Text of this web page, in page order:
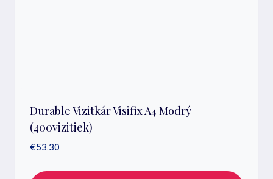
Durable Vizitkár Visifix A4 Modrý
(400vizitiek)
€53.30